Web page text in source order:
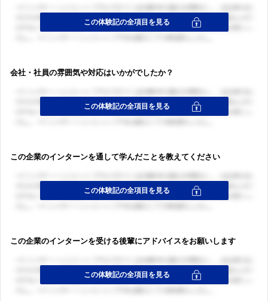
会社・社員の雰囲気や対応はいかがでしたか？
この企業のインターンを通して学んだことを教えてください
この企業のインターンを受ける後輩にアドバイスをお願いします
ログイン・会員登録
ログイン・会員登録